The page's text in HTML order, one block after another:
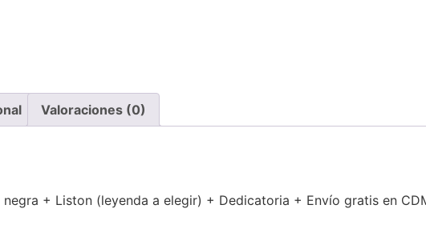
Valoraciones (0)
+ Liston (leyenda a elegir) + Dedicatoria + Envío gratis en